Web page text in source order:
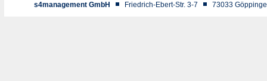
s4management GmbH Friedrich-Ebert-Str. 3-7 73033